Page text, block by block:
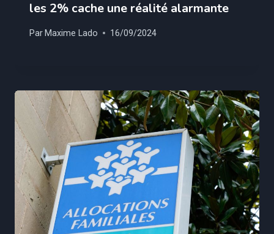
les 2% cache une réalité alarmante
Par Maxime Lado 16/09/2024